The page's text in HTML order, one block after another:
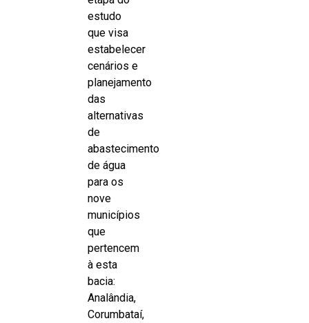
estudo
que visa
estabelecer
cenários e
planejamento
das
alternativas
de
abastecimento
de água
para os
nove
municípios
que
pertencem
à esta
bacia:
Analândia,
Corumbataí,